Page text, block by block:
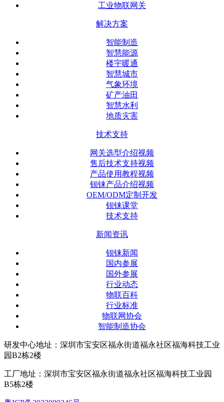
工业物联网关
解决方案
智能制造
智慧能源
楼宇暖通
智慧城市
气象环境
矿产油田
智慧水利
地质灾害
技术支持
网关选型介绍视频
售后技术支持视频
产品使用教程视频
钡铼产品介绍视频
OEM/ODM定制开发
钡铼课堂
技术支持
新闻资讯
钡铼新闻
国内参展
国外参展
行业动态
物联百科
行业标准
物联网协会
智能制造协会
研发中心地址：深圳市宝安区福永街道福永社区福海科技工业
园B2栋2楼
工厂地址：深圳市宝安区福永街道福永社区福海科技工业园
B5栋2楼